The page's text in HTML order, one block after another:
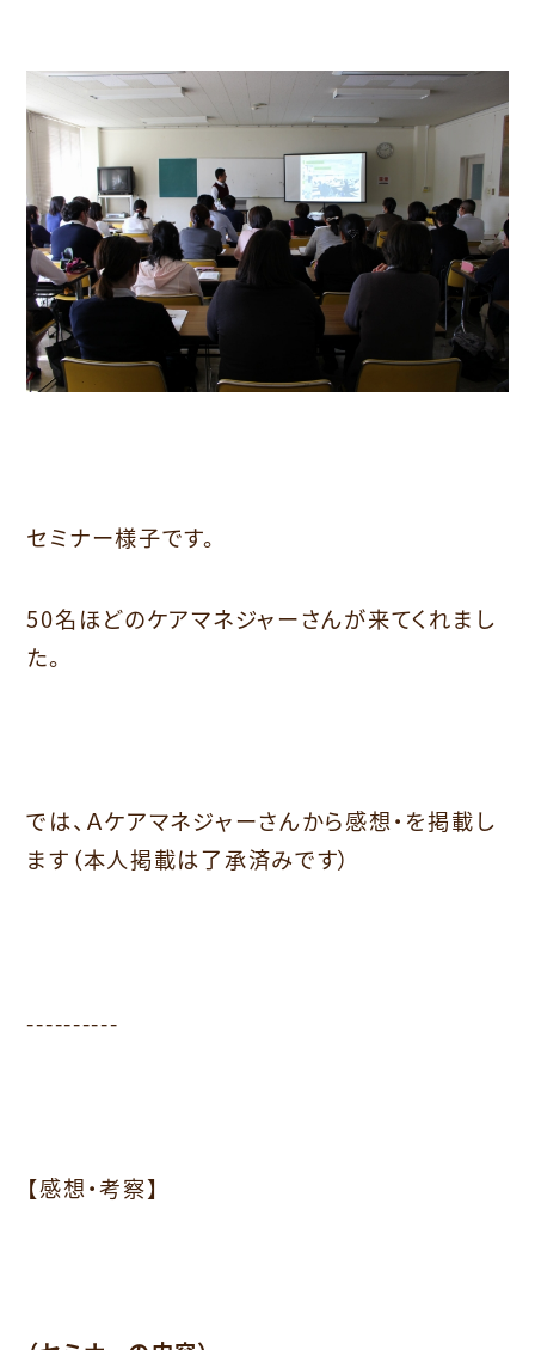
セミナー様子です。
50名ほどのケアマネジャーさんが来てくれまし
た。
では、Ａケアマネジャーさんから感想・を掲載し
ます（本人掲載は了承済みです）
----------
【感想・考察】